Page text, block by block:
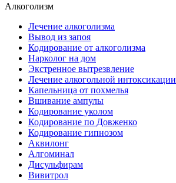
Алкоголизм
Лечение алкоголизма
Вывод из запоя
Кодирование от алкоголизма
Нарколог на дом
Экстренное вытрезвление
Лечение алкогольной интоксикации
Капельница от похмелья
Вшивание ампулы
Кодирование уколом
Кодирование по Довженко
Кодирование гипнозом
Аквилонг
Алгоминал
Дисульфирам
Вивитрол